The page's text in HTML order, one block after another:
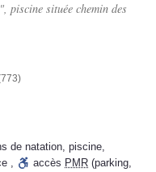
piscine située chemin des
de natation, piscine,
, accès PMR (parking,